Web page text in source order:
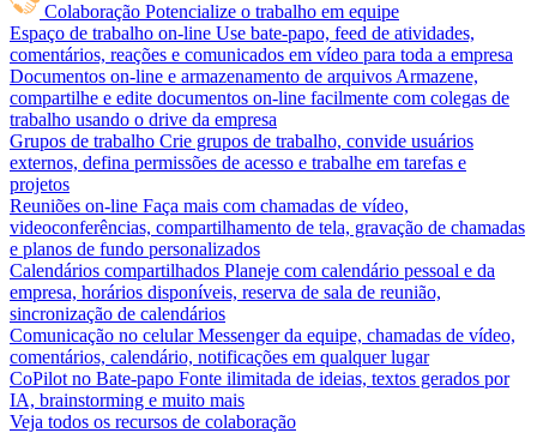
Colaboração Potencialize o trabalho em equipe
Espaço de trabalho on-line Use bate-papo, feed de atividades,
comentários, reações e comunicados em vídeo para toda a empresa
Documentos on-line e armazenamento de arquivos Armazene,
compartilhe e edite documentos on-line facilmente com colegas de
trabalho usando o drive da empresa
Grupos de trabalho Crie grupos de trabalho, convide usuários
externos, defina permissões de acesso e trabalhe em tarefas e
projetos
Reuniões on-line Faça mais com chamadas de vídeo,
videoconferências, compartilhamento de tela, gravação de chamadas
e planos de fundo personalizados
Calendários compartilhados Planeje com calendário pessoal e da
empresa, horários disponíveis, reserva de sala de reunião,
sincronização de calendários
Comunicação no celular Messenger da equipe, chamadas de vídeo,
comentários, calendário, notificações em qualquer lugar
CoPilot no Bate-papo Fonte ilimitada de ideias, textos gerados por
IA, brainstorming e muito mais
Veja todos os recursos de colaboração